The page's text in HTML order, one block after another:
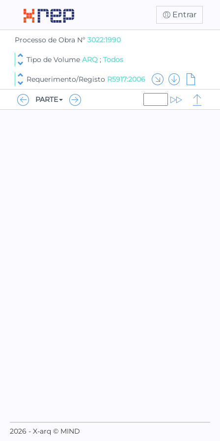
Entrar
Processo de Obra Nº 3022:1990
Tipo de Volume ARQ ; Todos
Requerimento/Registo R5917:2006
PARTE
2026 - X-arq © MIND